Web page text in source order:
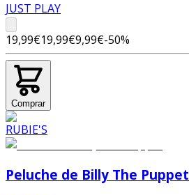
JUST PLAY
19,99€19,99€9,99€-50%
Comprar
Peluche de Billy The Puppet